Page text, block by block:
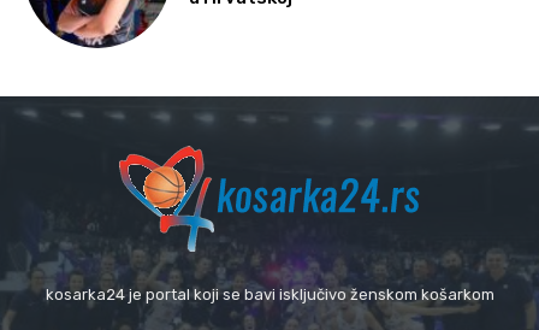
kosarka24 je portal koji se bavi isključivo ženskom košarkom